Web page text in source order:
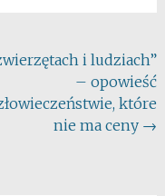
i ludziach”
– opowieść
które
nie ma ceny →